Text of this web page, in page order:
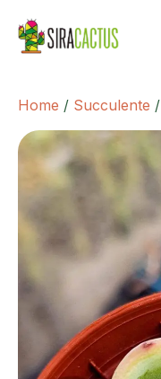
Home / Succulente